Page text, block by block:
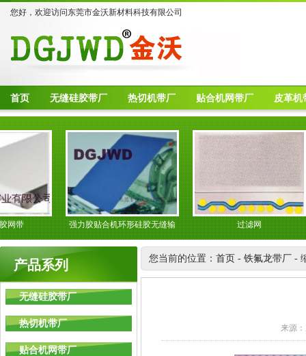
您好，欢迎访问东莞市金沃新材料科技有限公司
首页 无缝硅胶带厂 热切机带厂 贴合机网带厂 皮革机
带
强力胶贴合机环形硅胶无缝输
送带
过滤网
产品系列
无缝硅胶带厂
热切机带厂
贴合机网带厂
您当前的位置： 首页 - 铁氟龙带厂 -
来源